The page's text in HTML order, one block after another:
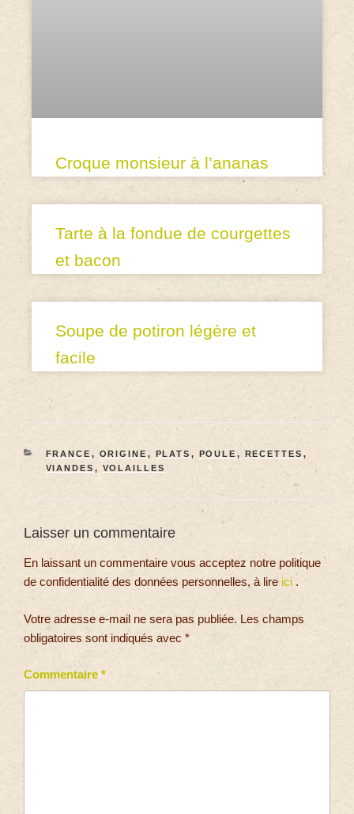
Croque monsieur à l’ananas
Tarte à la fondue de courgettes
et bacon
Soupe de potiron légère et
facile
FRANCE , ORIGINE , PLATS , POULE , RECETTES ,
VIANDES , VOLAILLES
Laisser un commentaire
En laissant un commentaire vous acceptez notre politique
de confidentialité des données personnelles, à lire ici .
Votre adresse e-mail ne sera pas publiée. Les champs
obligatoires sont indiqués avec *
Commentaire *